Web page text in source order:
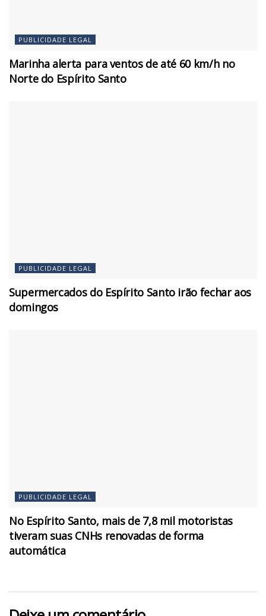
PUBLICIDADE LEGAL
Marinha alerta para ventos de até 60 km/h no
Norte do Espírito Santo
PUBLICIDADE LEGAL
Supermercados do Espírito Santo irão fechar aos
domingos
PUBLICIDADE LEGAL
No Espírito Santo, mais de 7,8 mil motoristas
tiveram suas CNHs renovadas de forma
automática